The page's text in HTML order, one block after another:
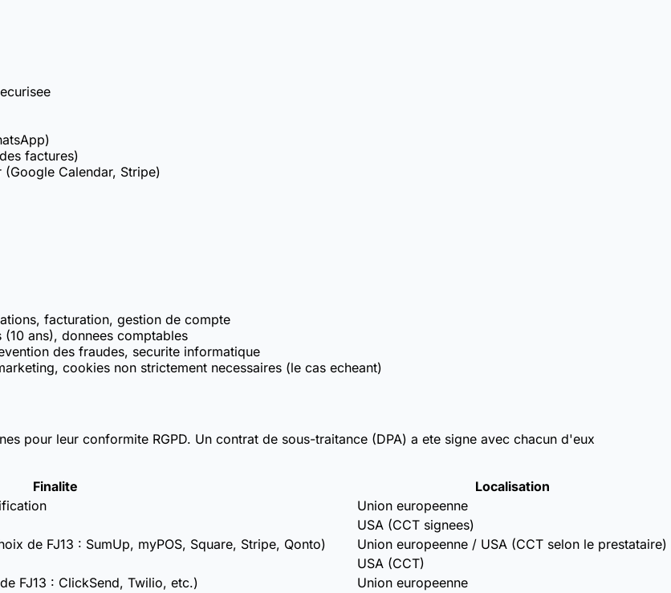
factures)
Calendar, Stripe)
facturation, gestion de compte
ans), donnees comptables
des fraudes, securite informatique
cookies non strictement necessaires (le cas echeant)
pour leur conformite RGPD. Un contrat de sous-traitance (DPA) a ete signe avec chacun d'eux
Finalite
Localisation
Union europeenne
USA (CCT signees)
de FJ13 : SumUp, myPOS, Square, Stripe, Qonto)
Union europeenne / USA (CCT selon le prestataire)
USA (CCT)
FJ13 : ClickSend, Twilio, etc.)
Union europeenne